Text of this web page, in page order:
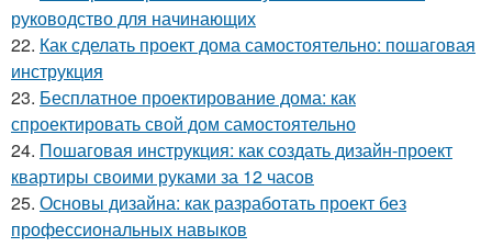
руководство для начинающих
22. Как сделать проект дома самостоятельно: пошаговая
инструкция
23. Бесплатное проектирование дома: как
спроектировать свой дом самостоятельно
24. Пошаговая инструкция: как создать дизайн-проект
квартиры своими руками за 12 часов
25. Основы дизайна: как разработать проект без
профессиональных навыков